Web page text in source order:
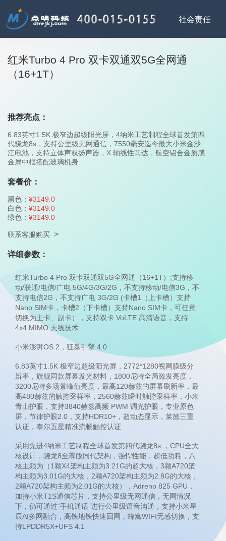
红米Turbo 4 Pro 双卡双通双5G全网通
（16+1T）
推荐亮点：
6.83英寸1.5K 极窄边超级阳光屏，4纳米工艺制程全球首发第四
代骁龙8s，支持公里级无网通信，7550毫安迄今最大小米金沙
江电池，支持立体声双扬声器，X 轴线性马达，航空铝合金质感
金属中框搭配玻璃机身
套餐价：
黑色： ¥3149.0
白色： ¥3149.0
绿色： ¥3149.0
联系客服购买 >
详细参数：
红米Turbo 4 Pro 双卡双通双5G全网通（16+1T）;支持移
动/联通/电信/广电 5G/4G/3G/2G，不支持移动/电信3G，不
支持电信2G，不支持广电 3G/2G (卡槽1（上卡槽）支持
Nano SIM卡，卡槽2（下卡槽）支持Nano SIM卡，可任意
切换为主卡、副卡），支持双卡 VoLTE 高清语音，支持
4x4 MIMO 天线技术
小米澎湃OS 2，狂暴引擎 4.0
6.83英寸1.5K 极窄边超级阳光屏，2772*1280视网膜级分
辨率，旗舰同款屏幕发光材料，1800尼特全局激发亮度，
3200尼特多场景峰值亮度，最高120赫兹的屏幕刷新率，最
高480赫兹的触控采样率，2560赫兹瞬时触控采样率，小米
青山护眼，支持3840赫兹高频 PWM 调光护眼，专业原色
屏，节律护眼2.0，支持HDR10+，超动态显示，莱茵三重
认证，泰尔五星精准流畅触控认证
采用先进4纳米工艺制程全球首发第四代骁龙8s ，CPU全大
核设计，骁龙8至尊版同代架构，强悍性能，超低功耗，八
核主频为（1颗X4架构主频为3.21G的超大核，3颗A720架
构主频为3.01G的大核，2颗A720架构主频为2.8G的大核，
2颗A720架构主频为2.01G的大核），Adreno 825 GPU，
加持小米T1S通信芯片，支持公里级无网通信，无网情况
下，仍可通过“手机通话”进行公里级语音沟通，支持小米星
辰AI多网融合，高铁地铁快速回网，蜂窝WIFI无感切换，支
持LPDDR5X+UFS 4.1